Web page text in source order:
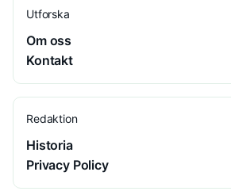
Utforska
Om oss
Kontakt
Redaktion
Historia
Privacy Policy